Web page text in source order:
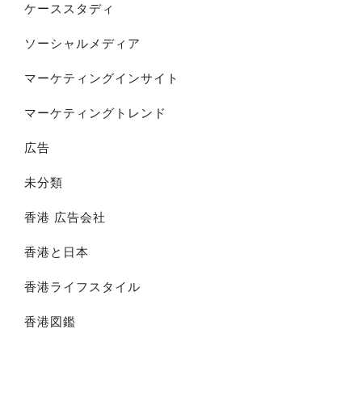
ケーススタディ
ソーシャルメディア
マーケティングインサイト
マーケティングトレンド
広告
未分類
香港 広告会社
香港と日本
香港ライフスタイル
香港図鑑